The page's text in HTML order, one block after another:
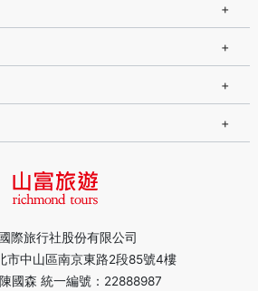
際旅行社股份有限公司
市中山區南京東路2段85號4樓
國森 統一編號：22888987